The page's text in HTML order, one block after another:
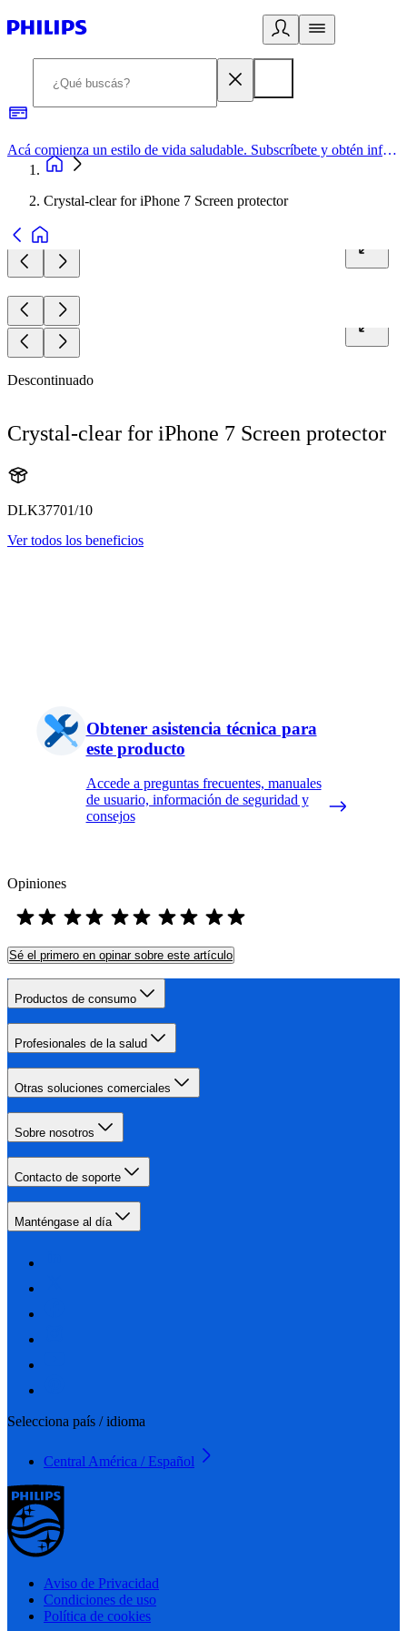
Acá comienza un estilo de vida saludable. Subscríbete y obtén información de primera mano
Crystal-clear for iPhone 7 Screen protector
Descontinuado
Crystal-clear for iPhone 7 Screen protector
DLK37701/10
Ver todos los beneficios
Obtener asistencia técnica para
este producto
Accede a preguntas frecuentes, manuales
de usuario, información de seguridad y
consejos
Opiniones
Sé el primero en opinar sobre este artículo
Productos de consumo
Profesionales de la salud
Otras soluciones comerciales
Sobre nosotros
Contacto de soporte
Manténgase al día
Selecciona país / idioma
Central América / Español
Aviso de Privacidad
Condiciones de uso
Política de cookies